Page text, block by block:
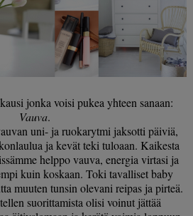
jonka voisi pukea yhteen sanaan:
Vauva.
uni- ja ruokarytmi jaksotti päiviä,
ja kevät teki tuloaan. Kaikesta
helppo vauva, energia virtasi ja
kuin koskaan. Toki tavalliset baby
muuten tunsin olevani reipas ja pirteä.
suorittamista olisi voinut jättää